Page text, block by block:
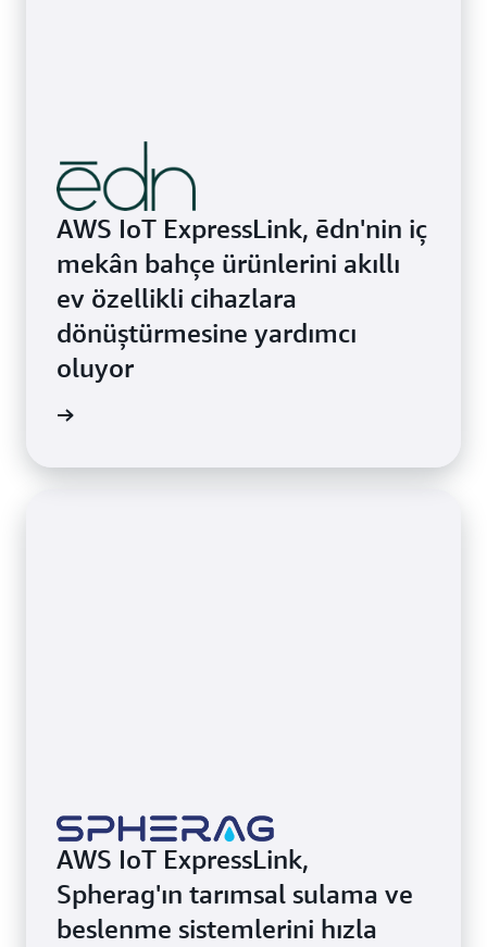
AWS IoT ExpressLink, ēdn'nin iç
mekân bahçe ürünlerini akıllı
ev özellikli cihazlara
dönüştürmesine yardımcı
oluyor
AWS IoT ExpressLink,
Spherag'ın tarımsal sulama ve
beslenme sistemlerini hızla